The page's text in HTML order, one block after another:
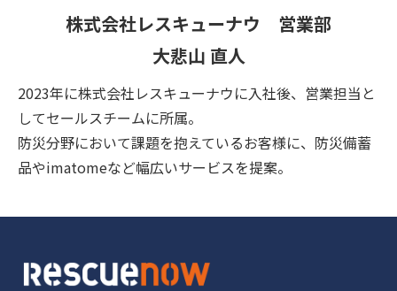
株式会社レスキューナウ 営業部
大悲山 直人
2023年に株式会社レスキューナウに入社後、営業担当と
してセールスチームに所属。
防災分野において課題を抱えているお客様に、防災備蓄
品やimatomeなど幅広いサービスを提案。